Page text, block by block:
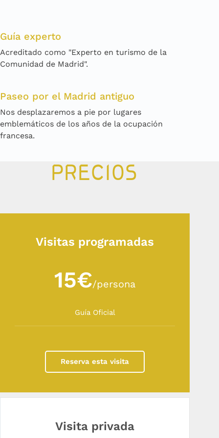
Guía experto
Acreditado como "Experto en turismo de la
Comunidad de Madrid".
Paseo por el Madrid antiguo
Nos desplazaremos a pie por lugares
emblemáticos de los años de la ocupación
francesa.
PRECIOS
Visitas programadas
15€/persona
Guía Oficial
Reserva esta visita
Visita privada